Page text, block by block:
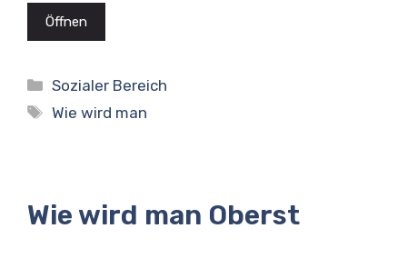
Öffnen
Kategorien
Sozialer Bereich
Schlagwörter
Wie wird man
Wie wird man Oberst